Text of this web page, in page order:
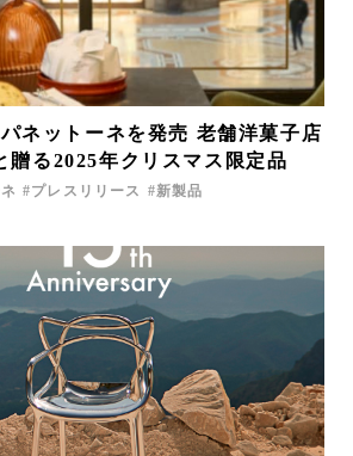
ネットーネを発売 老舗洋菓子店
贈る2025年クリスマス限定品
プレスリリース 新製品